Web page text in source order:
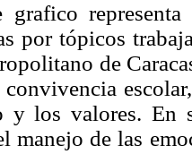
grafico
por tópicos
de
y los valores.
manejo de las